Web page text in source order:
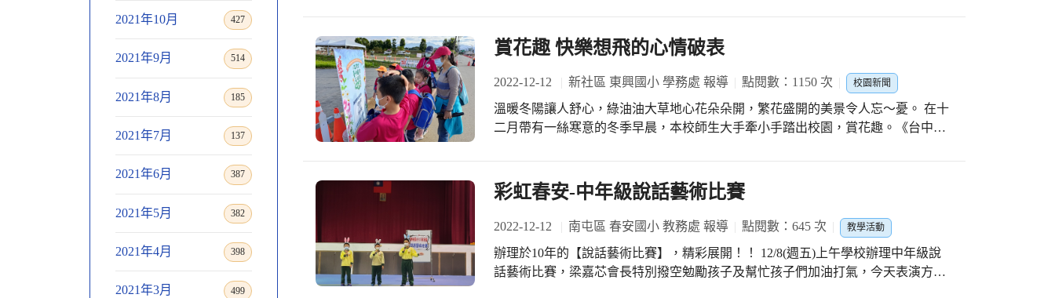
2021年10月 427
2021年9月 514
2021年8月 185
2021年7月 137
2021年6月 387
2021年5月 382
2021年4月 398
2021年3月 499
故事 101平肯欣、蔣芷芹 企鵝旅館】【相聲 202楊允睿、林祐丞 聰明大王】【說故
事 103林諾亞 不一樣的1】【說故事 102張晨曦 歐歐找朋友】【說故事 103柯雅筑 小
豬上街買東西】，感謝低年級老師及家長們的指導。 #彩虹春安我們的家 #春安111
賞花趣 快樂想飛的心情破表
2022-12-12 新社區 東興國小 學務處 報導 點閱數：1150 次 校園新聞
溫暖冬陽讓人舒心，綠油油大草地心花朵朵開，繁花盛開的美景令人忘～憂。 在十
二月帶有一絲寒意的冬季早晨，本校師生大手牽小手踏出校園，賞花趣。《台中國
海」，與種苗繁殖改良場廣大翡翠綠廊形成一條生態豐富綠帶，二苗圃是本校進行
戶外教學與環境教育的最佳地點；為了讓學生認識及發揚在地花海文化，配合社會
領域認識～我的家鄉，這天12/12一早，小朋友便迫不及待的來到學校，師生心情就
像小孩般的雀躍，因為今天要去郊遊；出發前，廖梅芳校長特別叮嚀孩子要聽從老
師們指導，注意集合時間並團體行動，切勿接近危險處所，孩子開心回應，快樂想
飛的心情已破表。 本次活動以步行方式進行，老師們除帶領孩子認識在地美景與文
彩虹春安-中年級說話藝術比賽
2022-12-12 南屯區 春安國小 教務處 報導 點閱數：645 次 教學活動
辦理於10年的【說話藝術比賽】，精彩展開！！ 12/8(週五)上午學校辦理中年級說
話藝術比賽，梁嘉芯會長特別撥空勉勵孩子及幫忙孩子們加油打氣，今天表演方式